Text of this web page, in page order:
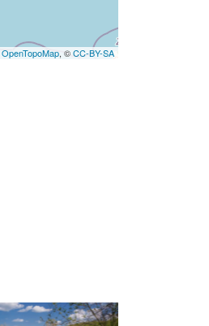
OpenTopoMap, ©CC-BY-SA